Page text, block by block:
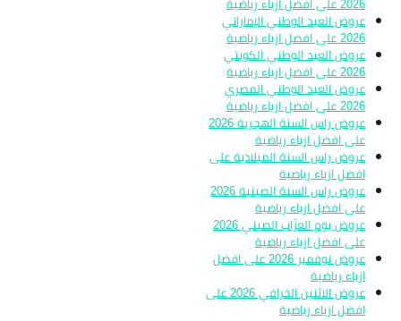
عروض العيد الوطني الإماراتي
2026 على افضل ازياء رياضية
عروض العيد الوطني الكويتي
2026 على افضل ازياء رياضية
عروض العيد الوطني المصري
2026 على افضل ازياء رياضية
عروض راس السنة الهجرية 2026
على افضل ازياء رياضية
عروض راس السنة الميلادية على
افضل ازياء رياضية
عروض راس السنة الصينية 2026
على افضل ازياء رياضية
عروض يوم العزّاب الصيني 2026
على افضل ازياء رياضية
عروض نوفمبر 2026 على افضل
ازياء رياضية
عروض الاثنين الخرافي 2026 على
افضل ازياء رياضية